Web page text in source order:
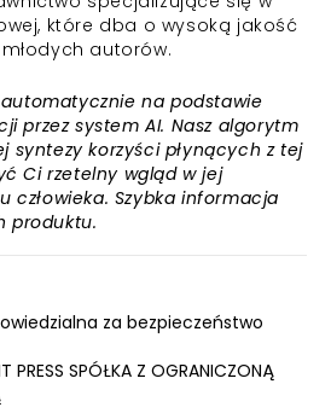
które dba o wysoką jakość
autorów.
na podstawie
przez system AI. Nasz algorytm
syntezy korzyści płynących z tej
Ci rzetelny wgląd w jej
człowieka. Szybka informacja
produktu.
za bezpieczeństwo
PRESS SPÓŁKA Z OGRANICZONĄ